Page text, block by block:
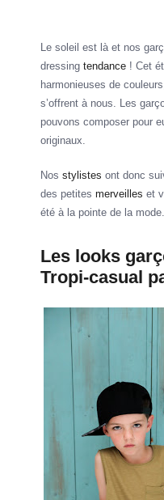
Le soleil est là et nos
dressing tendance ! Cet
harmonieuses de
s’offrent à nous. Les
pouvons composer pour
originaux.
Nos stylistes ont donc
des petites merveilles et
été à la pointe de la mode.
Les looks
Tropi-casual